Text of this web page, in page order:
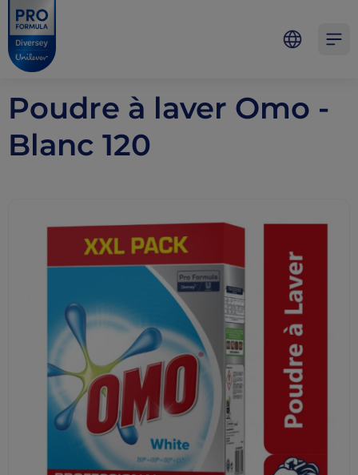
Skip to main content
Skip to navigation
Skip to footer
Pro Formula
Poudre à laver Omo -
Blanc 120